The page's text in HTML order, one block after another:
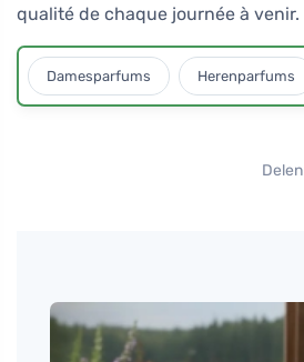
qualité de chaque journée à venir.
Damesparfums Herenparfums
Delen